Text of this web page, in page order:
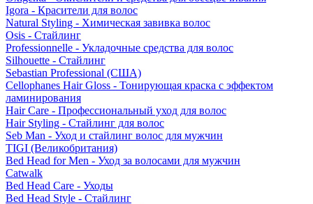
Igora - Красители для волос
Natural Styling - Химическая завивка волос
Osis - Стайлинг
Professionnelle - Укладочные средства для волос
Silhouette - Стайлинг
Sebastian Professional (США)
Cellophanes Hair Gloss - Тонирующая краска с эффектом
ламинирования
Hair Care - Профессиональный уход для волос
Hair Styling - Стайлинг для волос
Seb Man - Уход и стайлинг волос для мужчин
TIGI (Великобритания)
Bed Head for Men - Уход за волосами для мужчин
Catwalk
Bed Head Care - Уходы
Bed Head Style - Стайлинг